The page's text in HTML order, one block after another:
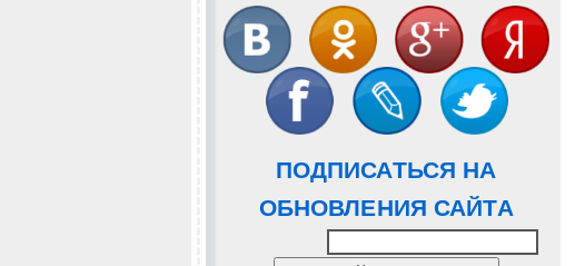
ПОДПИСАТЬСЯ НА
ОБНОВЛЕНИЯ САЙТА